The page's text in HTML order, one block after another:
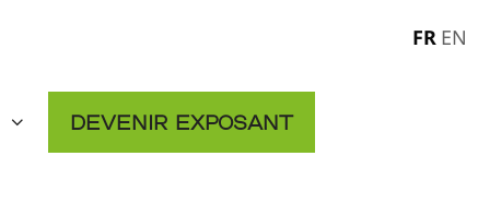
FR EN
Devenir exposant